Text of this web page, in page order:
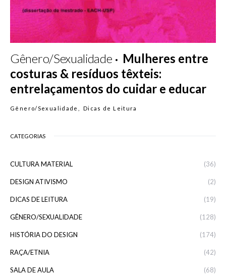
Gênero/Sexualidade
Mulheres entre
costuras & resíduos têxteis:
entrelaçamentos do cuidar e educar
Gênero/Sexualidade Dicas de Leitura
CATEGORIAS
CULTURA MATERIAL (36)
DESIGN ATIVISMO (2)
DICAS DE LEITURA (19)
GÊNERO/SEXUALIDADE (128)
HISTÓRIA DO DESIGN (174)
RAÇA/ETNIA (42)
SALA DE AULA (68)